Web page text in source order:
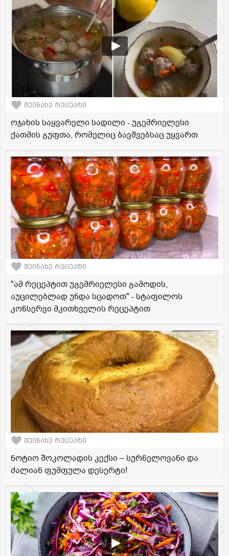
შეინახე რეცეპტი
ოჯახის საყვარელი სადილი - უგემრიელესი
ქათმის გუფთა, რომელიც ბავშვებსაც უყვართ
შეინახე რეცეპტი
"ამ რეცეპტით უგემრიელესი გამოდის,
აუცილებლად უნდა სცადოთ" - სტაფილოს
კონსერვი მკითხველის რეცეპტით
შეინახე რეცეპტი
ნოტიო შოკოლადის კექსი – სურნელოვანი და
ძალიან ფუმფულა დესერტი!